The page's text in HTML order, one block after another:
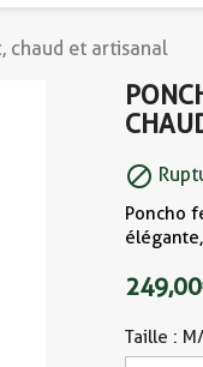
chaud et artisanal

Poncho
249,00
Taille :